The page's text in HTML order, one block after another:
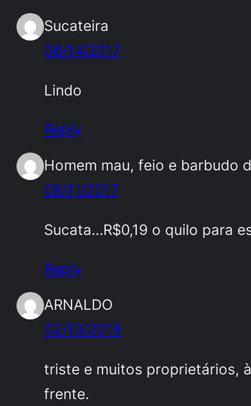
Sucateira
06/14/2017
Lindo
Reply
Homem mau, feio e barbudo
08/11/2017
Sucata…R$0,19 o quilo para
Reply
ARNALDO
02/13/2018
triste e muitos proprietários,
frente.